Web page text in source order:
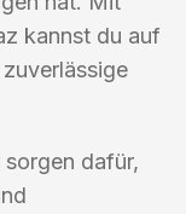
kannst du auf
sorgen dafür,